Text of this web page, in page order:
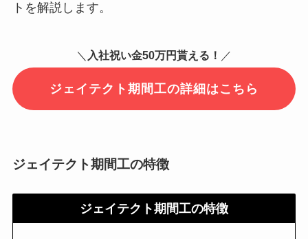
トを解説します。
＼ 入社祝い金50万円貰える！ ／
ジェイテクト期間工の詳細はこちら
ジェイテクト期間工の特徴
ジェイテクト期間工の特徴